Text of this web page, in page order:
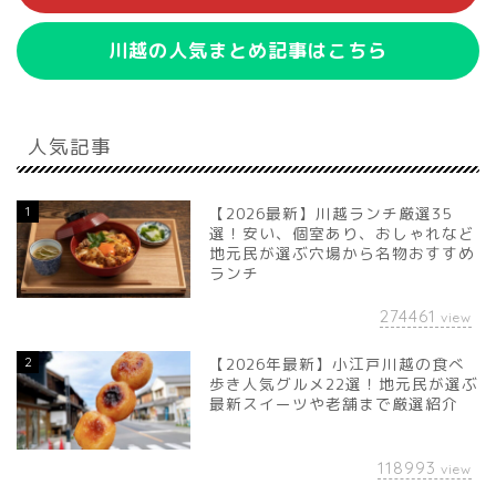
川越の人気まとめ記事はこちら
人気記事
1
【2026最新】川越ランチ厳選35
選！安い、個室あり、おしゃれなど
地元民が選ぶ穴場から名物おすすめ
ランチ
274461 view
2
【2026年最新】小江戸川越の食べ
歩き人気グルメ22選！地元民が選ぶ
最新スイーツや老舗まで厳選紹介
118993 view